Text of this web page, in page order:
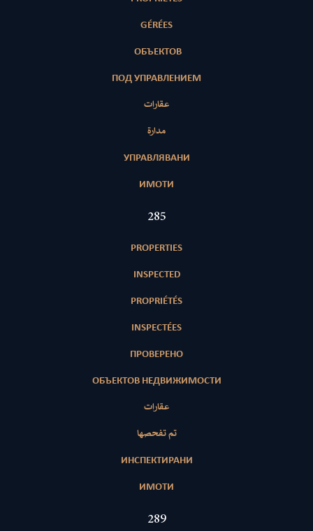
GÉRÉES
ОБЪЕКТОВ
ПОД УПРАВЛЕНИЕМ
عقارات
مدارة
УПРАВЛЯВАНИ
ИМОТИ
408
PROPERTIES
INSPECTED
PROPRIÉTÉS
INSPECTÉES
ПРОВЕРЕНО
ОБЪЕКТОВ НЕДВИЖИМОСТИ
عقارات
تم تفحصها
ИНСПЕКТИРАНИ
ИМОТИ
420